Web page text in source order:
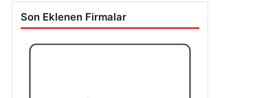
Son Eklenen Firmalar